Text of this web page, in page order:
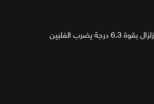
زلزال بقوة 6.3 درجة يضرب الفلبين